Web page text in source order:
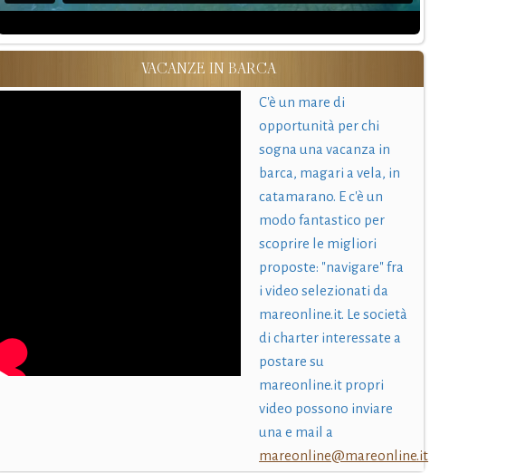
VACANZE IN BARCA
C'è un mare di
opportunità per chi
sogna una vacanza in
barca, magari a vela, in
catamarano. E c'è un
modo fantastico per
scoprire le migliori
proposte: "navigare" fra
i video selezionati da
mareonline.it. Le società
di charter interessate a
postare su
mareonline.it propri
video possono inviare
una e mail a
mareonline@mareonline.it